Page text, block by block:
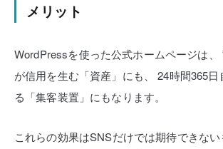
メリット
WordPressを使った公式ホームページは、
が信用を生む「資産」にも、
24時間365日
る「集客装置」にもなります。
これらの効果はSNSだけでは期待できない